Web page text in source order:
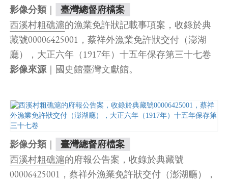
影像分類｜ 臺灣總督府檔案
西溪村粗礁滬的漁業免許狀記載事項案，收錄於典
藏號00006425001，蔡祥外漁業免許狀交付（澎湖
廳），大正六年（1917年）十五年保存第三十七卷
影像來源｜國史館臺灣文獻館。
影像分類｜ 臺灣總督府檔案
西溪村粗礁滬的府報公告案，收錄於典藏號
00006425001，蔡祥外漁業免許狀交付（澎湖廳），